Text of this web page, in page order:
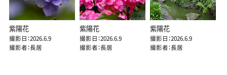
紫陽花
撮影日：2026.6.9
撮影者：長居
紫陽花
撮影日：2026.6.9
撮影者：長居
紫陽花
撮影日：2026.6.9
撮影者：長居